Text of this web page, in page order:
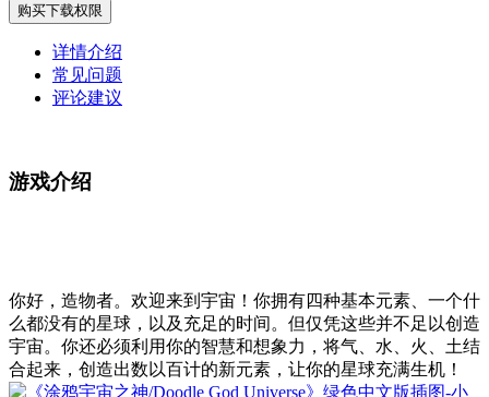
购买下载权限
详情介绍
常见问题
评论建议
游戏介绍
你好，造物者。欢迎来到宇宙！你拥有四种基本元素、一个什
么都没有的星球，以及充足的时间。但仅凭这些并不足以创造
宇宙。你还必须利用你的智慧和想象力，将气、水、火、土结
合起来，创造出数以百计的新元素，让你的星球充满生机！